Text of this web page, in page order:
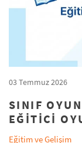
03 Temmuz 2026
SINIF
EĞITICI
Eğitim ve Gelişim